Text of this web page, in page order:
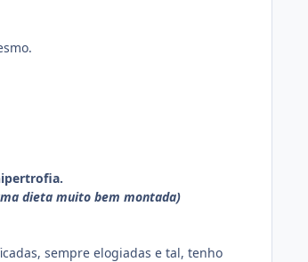
dieta muito bem montada)
sempre elogiadas e tal, tenho